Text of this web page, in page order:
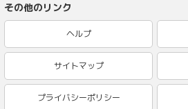
その他のリンク
ヘルプ
サイトマップ
プライバシーポリシー